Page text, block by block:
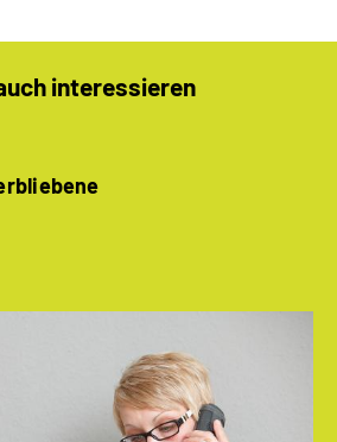
interessieren